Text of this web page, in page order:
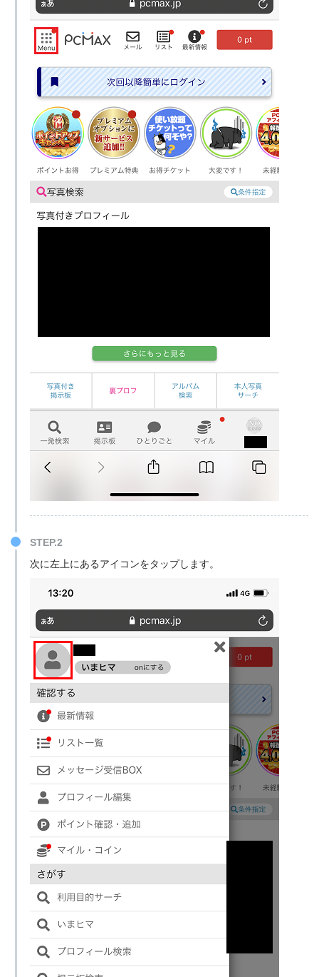
STEP.2
次に左上にあるアイコンをタップします。